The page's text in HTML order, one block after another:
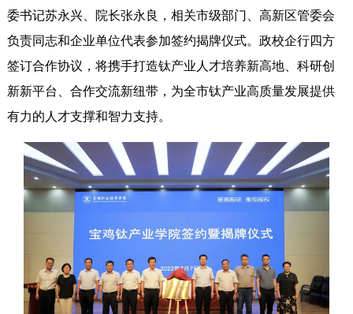
委书记苏永兴、院长张永良，相关市级部门、高新区管委会
负责同志和企业单位代表参加签约揭牌仪式。政校企行四方
签订合作协议，将携手打造钛产业人才培养新高地、科研创
新新平台、合作交流新纽带，为全市钛产业高质量发展提供
有力的人才支撑和智力支持。